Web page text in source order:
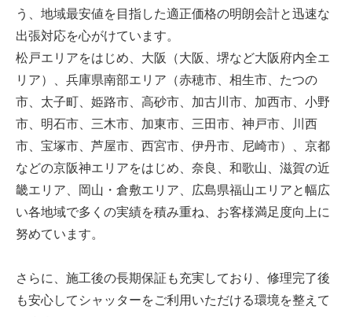
う、地域最安値を目指した適正価格の明朗会計と迅速な
出張対応を心がけています。
松戸エリアをはじめ、大阪（大阪、堺など大阪府内全エ
リア）、兵庫県南部エリア（赤穂市、相生市、たつの
市、太子町、姫路市、高砂市、加古川市、加西市、小野
市、明石市、三木市、加東市、三田市、神戸市、川西
市、宝塚市、芦屋市、西宮市、伊丹市、尼崎市）、京都
などの京阪神エリアをはじめ、奈良、和歌山、滋賀の近
畿エリア、岡山・倉敷エリア、広島県福山エリアと幅広
い各地域で多くの実績を積み重ね、お客様満足度向上に
努めています。
さらに、施工後の長期保証も充実しており、修理完了後
も安心してシャッターをご利用いただける環境を整えて